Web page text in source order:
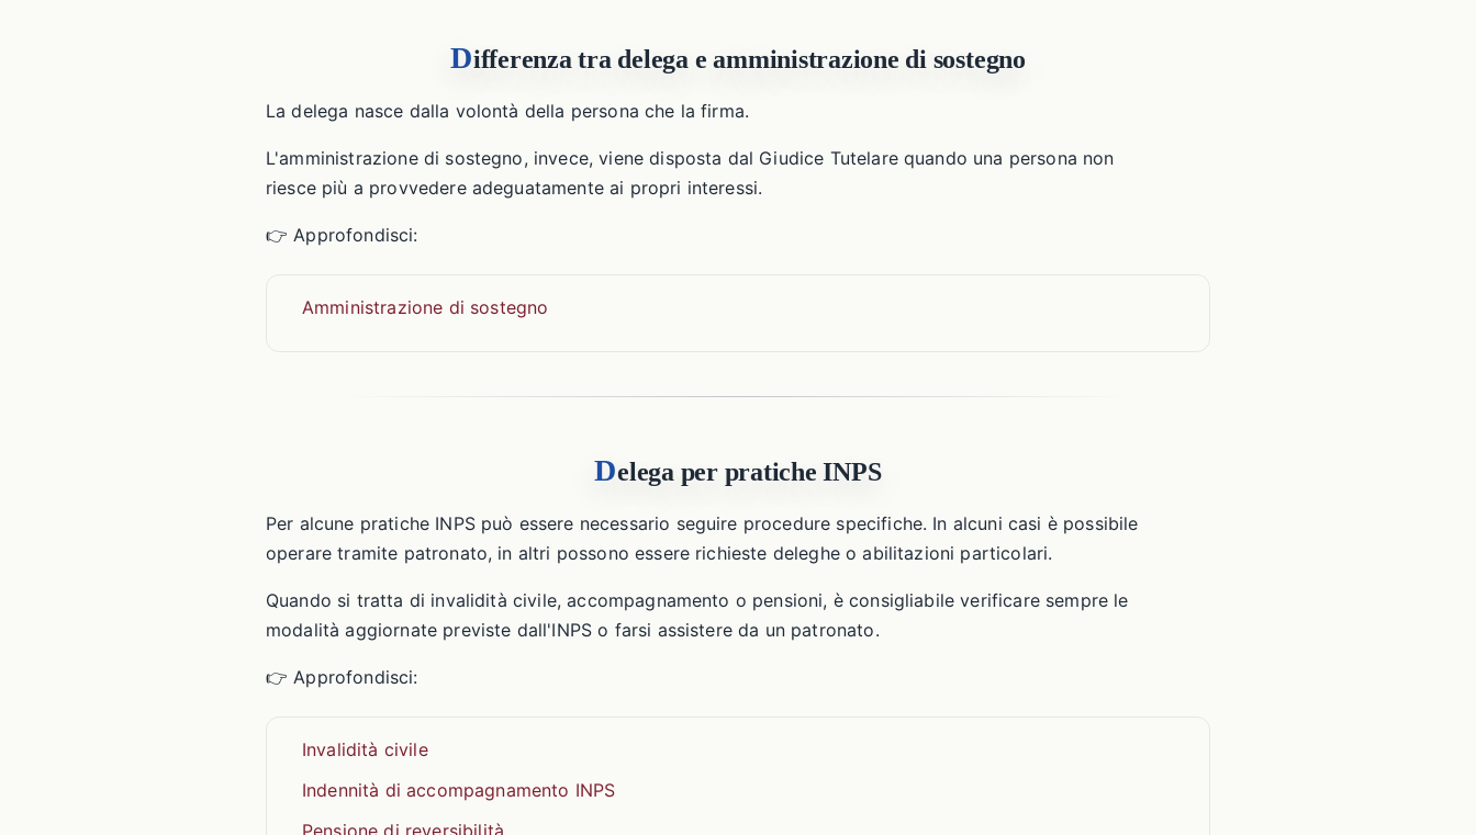
Differenza tra delega e amministrazione di sostegno
La delega nasce dalla volontà della persona che la firma.
L'amministrazione di sostegno, invece, viene disposta dal Giudice Tutelare quando una persona non
riesce più a provvedere adeguatamente ai propri interessi.
👉 Approfondisci:
Amministrazione di sostegno
Delega per pratiche INPS
Per alcune pratiche INPS può essere necessario seguire procedure specifiche. In alcuni casi è possibile
operare tramite patronato, in altri possono essere richieste deleghe o abilitazioni particolari.
Quando si tratta di invalidità civile, accompagnamento o pensioni, è consigliabile verificare sempre le
modalità aggiornate previste dall'INPS o farsi assistere da un patronato.
👉 Approfondisci:
Invalidità civile
Indennità di accompagnamento INPS
Pensione di reversibilità